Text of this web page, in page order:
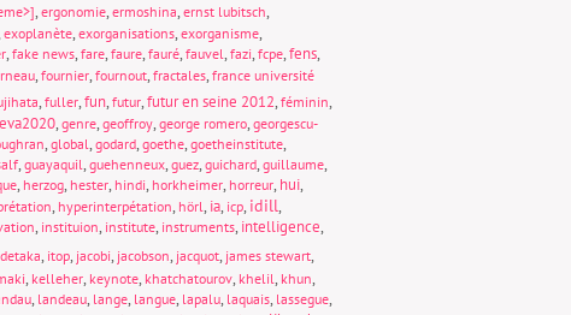
, ergonomie, ermoshina, ernst lubitsch,
exoplanète, exorganisations, exorganisme,
, fake news, fare, faure, fauré, fauvel, fazi, fcpe,fens,
, fournier, fournout, fractales, france université
, fuller,fun, futur,futur en seine 2012, féminin,
, genre, geoffroy, george romero, georgescu-
, global, godard, goethe, goetheinstitute,
, guayaquil, guehenneux, guez, guichard, guillaume,
, herzog, hester, hindi, horkheimer, horreur, hui,
, hyperinterpétation, hörl, ia, icp, idill,
, instituion, institute, instruments, intelligence,
, itop, jacobi, jacobson, jacquot, james stewart,
, kelleher, keynote, khatchatourov, khelil, khun,
, landeau, lange, langue, lapalu, laquais, lassegue,